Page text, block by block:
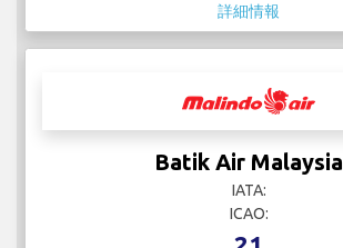
詳細情報
Batik Air Malaysia
IATA:
ICAO: